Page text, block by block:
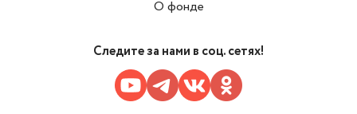
О фонде
Следите за нами в соц. сетях!